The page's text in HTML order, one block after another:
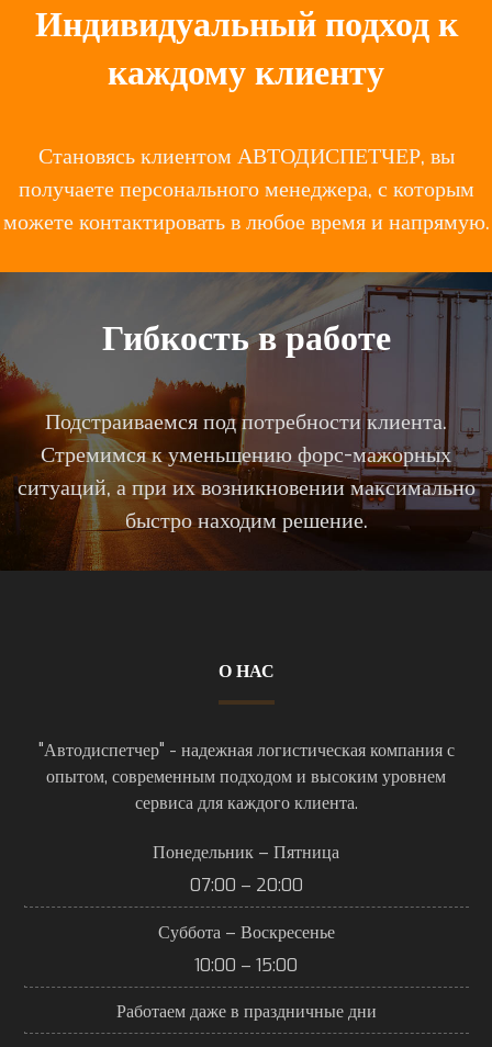
Индивидуальный подход к
каждому клиенту
Становясь клиентом АВТОДИСПЕТЧЕР, вы
получаете персонального менеджера, с которым
можете контактировать в любое время и напрямую.
Гибкость в работе
Подстраиваемся под потребности клиента.
Стремимся к уменьшению форс-мажорных
ситуаций, а при их возникновении максимально
быстро находим решение.
О НАС
"Автодиспетчер" - надежная логистическая компания с
опытом, современным подходом и высоким уровнем
сервиса для каждого клиента.
Понедельник – Пятница
07:00 – 20:00
Суббота – Воскресенье
10:00 – 15:00
Работаем даже в праздничные дни